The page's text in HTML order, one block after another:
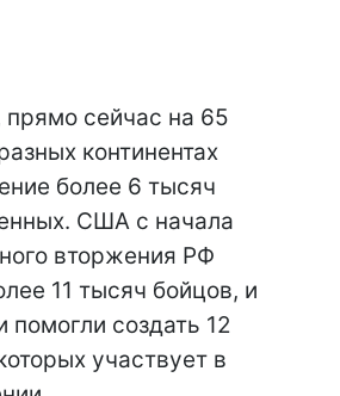
прямо сейчас на 65
континентах
более 6 тысяч
США с начала
вторжения РФ
11 тысяч бойцов, и
помогли создать 12
участвует в